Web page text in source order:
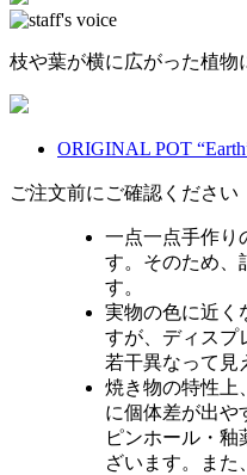
枝や葉が横に広がった植物
ORIGINAL POT
ご注文前にご確認ください
一点一点手作り
す。そのため、
す。
実物の色に近く
すが、ディスプ
若干異なって見
焼き物の特性上
に個体差が出や
ピンホール・
ざいます。また